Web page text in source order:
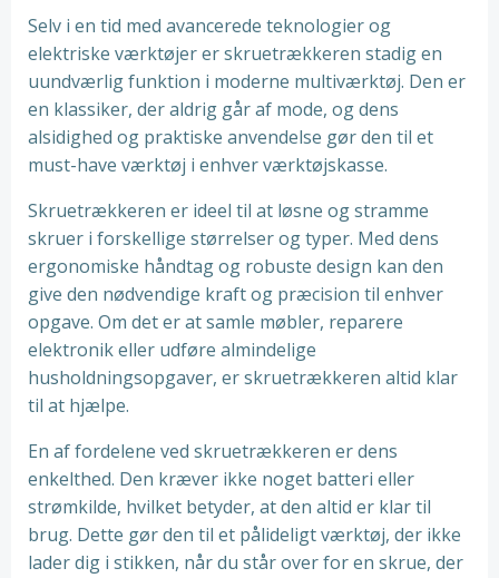
Selv i en tid med avancerede teknologier og
elektriske værktøjer er skruetrækkeren stadig en
uundværlig funktion i moderne multiværktøj. Den er
en klassiker, der aldrig går af mode, og dens
alsidighed og praktiske anvendelse gør den til et
must-have værktøj i enhver værktøjskasse.
Skruetrækkeren er ideel til at løsne og stramme
skruer i forskellige størrelser og typer. Med dens
ergonomiske håndtag og robuste design kan den
give den nødvendige kraft og præcision til enhver
opgave. Om det er at samle møbler, reparere
elektronik eller udføre almindelige
husholdningsopgaver, er skruetrækkeren altid klar
til at hjælpe.
En af fordelene ved skruetrækkeren er dens
enkelthed. Den kræver ikke noget batteri eller
strømkilde, hvilket betyder, at den altid er klar til
brug. Dette gør den til et pålideligt værktøj, der ikke
lader dig i stikken, når du står over for en skrue, der